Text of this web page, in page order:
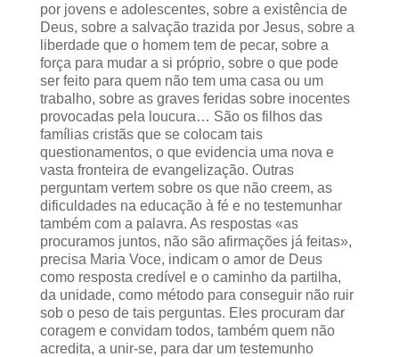
por jovens e adolescentes, sobre a existência de
Deus, sobre a salvação trazida por Jesus, sobre a
liberdade que o homem tem de pecar, sobre a
força para mudar a si próprio, sobre o que pode
ser feito para quem não tem uma casa ou um
trabalho, sobre as graves feridas sobre inocentes
provocadas pela loucura… São os filhos das
famílias cristãs que se colocam tais
questionamentos, o que evidencia uma nova e
vasta fronteira de evangelização. Outras
perguntam vertem sobre os que não creem, as
dificuldades na educação à fé e no testemunhar
também com a palavra. As respostas «as
procuramos juntos, não são afirmações já feitas»,
precisa Maria Voce, indicam o amor de Deus
como resposta credível e o caminho da partilha,
da unidade, como método para conseguir não ruir
sob o peso de tais perguntas. Eles procuram dar
coragem e convidam todos, também quem não
acredita, a unir-se, para dar um testemunho